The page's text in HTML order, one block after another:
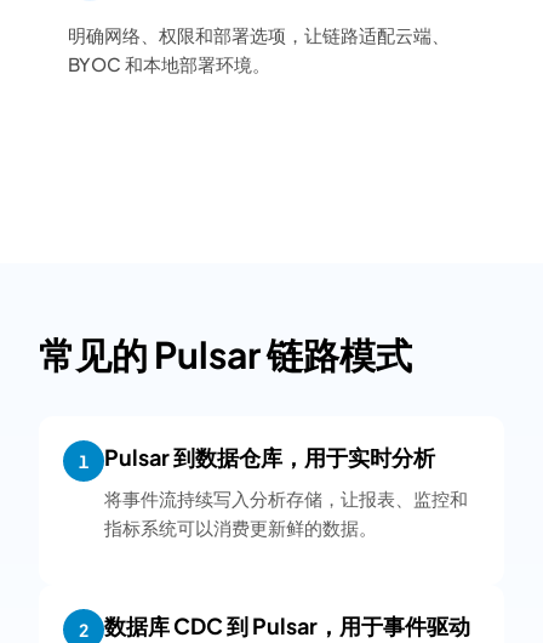
明确网络、权限和部署选项，让链路适配云端、
BYOC 和本地部署环境。
常见的 Pulsar 链路模式
1 Pulsar 到数据仓库，用于实时分析
将事件流持续写入分析存储，让报表、监控和
指标系统可以消费更新鲜的数据。
2
数据库 CDC 到 Pulsar，用于事件驱动